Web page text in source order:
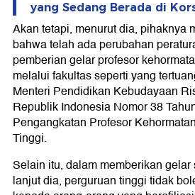
yang Sedang Berada di
Akan tetapi, menurut dia, pihaknya
bahwa telah ada perubahan
pemberian gelar profesor
melalui fakultas seperti yang
Menteri Pendidikan Kebudayaan
Republik Indonesia Nomor 38
Pengangkatan Profesor
Tinggi.
Selain itu, dalam memberikan gelar
lanjut dia, perguruan tinggi tidak